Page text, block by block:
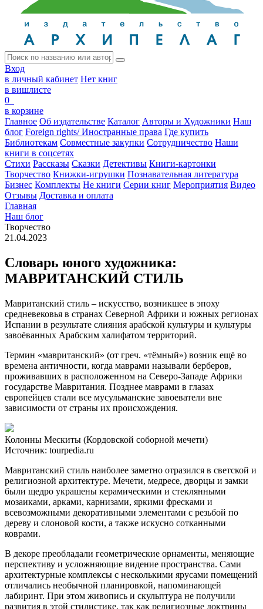
Вход
в личный кабинет Нет книг
в вишлисте
0
в корзине
Главное Об издательстве Каталог Авторы и Художники Наш
блог Foreign rights/ Иностранные права Где купить
Библиотекам Совместные закупки Сотрудничество Наши
книги в соцсетях
Стихи Рассказы Сказки Детективы Книги-картонки
Творчество Книжки-игрушки Познавательная литература
Бизнес Комплекты Не книги Серии книг Мероприятия Видео
Отзывы Доставка и оплата
Главная
Наш блог
Творчество
21.04.2023
Словарь юного художника:
МАВРИТАНСКИЙ СТИЛЬ
Мавританский стиль – искусство, возникшее в эпоху
средневековья в странах Северной Африки и южных регионах
Испании в результате слияния арабской культуры и культуры
завоёванных Арабским халифатом территорий.
Термин «мавританский» (от греч. «тёмный») возник ещё во
времена античности, когда маврами называли берберов,
проживавших в расположенном на Северо-Западе Африки
государстве Мавритания. Позднее маврами в глазах
европейцев стали все мусульманские завоеватели вне
зависимости от страны их происхождения.
Колонны Мескиты (Кордовской соборной мечети)
Источник: tourpedia.ru
Мавританский стиль наиболее заметно отразился в светской и
религиозной архитектуре. Мечети, медресе, дворцы и замки
были щедро украшены керамическими и стеклянными
мозаиками, арками, карнизами, яркими фресками и
всевозможными декоративными элементами с резьбой по
дереву и слоновой кости, а также искусно сотканными
коврами.
В декоре преобладали геометрические орнаменты, меняющие
перспективу и усложняющие видение пространства. Сами
архитектурные комплексы с несколькими ярусами помещений
отличались необычной планировкой, напоминающей
лабиринт. При этом живопись и скульптура не получили
развития в этой стилистике, так как религиозные доктрины